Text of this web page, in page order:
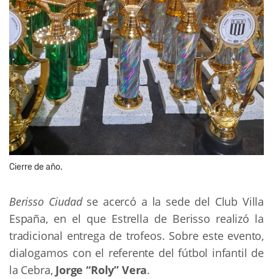
Cierre de año.
Berisso Ciudadse acercó a la sede del Club Villa
España, en el que Estrella de Berisso realizó la
tradicional entrega de trofeos. Sobre este evento,
dialogamos con el referente del fútbol infantil de
la Cebra, Jorge “Roly” Vera.